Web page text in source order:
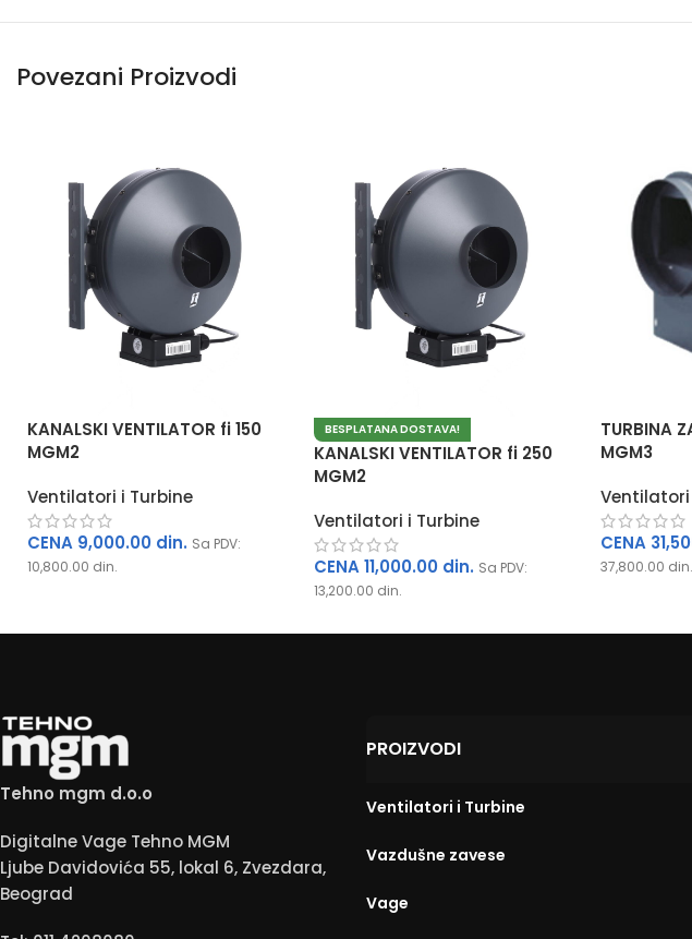
Povezani Proizvodi
KANALSKI VENTILATOR fi 150
MGM2
Ventilatori i Turbine
CENA 9,000.00 din. Sa PDV:
10,800.00 din.
BESPLATANA DOSTAVA!
KANALSKI VENTILATOR fi 250
MGM2
Ventilatori i Turbine
CENA11,000.00 din. Sa PDV:
13,200.00 din.
TURBINA
MGM3
Ventilatori
CENA
37,800.00 din.
Tehno mgm d.o.o
Digitalne Vage Tehno MGM
Ljube Davidovića 55, lokal 6, Zvezdara,
Beograd
PROIZVODI
Ventilatori i Turbine
Vazdušne zavese
Vage
Moja pekarica
пре 2 године
Ово ми је први пут да